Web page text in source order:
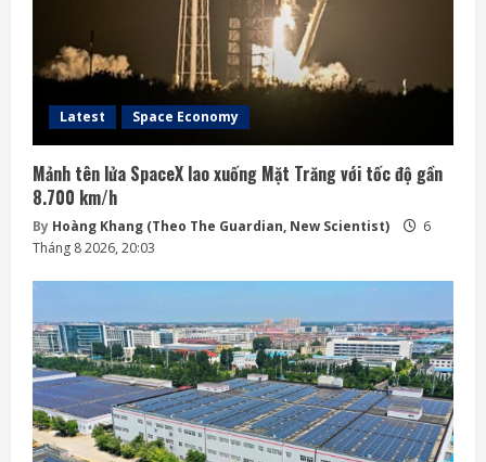
Latest Space Economy
Mảnh tên lửa SpaceX lao xuống Mặt Trăng với tốc độ gần
8.700 km/h
By Hoàng Khang (Theo The Guardian, New Scientist)
6
Tháng 8 2026, 20:03